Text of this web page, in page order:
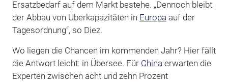
Ersatzbedarf auf dem Markt bestehe. „Dennoch bleibt
der Abbau von Überkapazitäten in Europa auf der
Tagesordnung“, so Diez.
Wo liegen die Chancen im kommenden Jahr? Hier fällt
die Antwort leicht: in Übersee. Für China erwarten die
Experten zwischen acht und zehn Prozent